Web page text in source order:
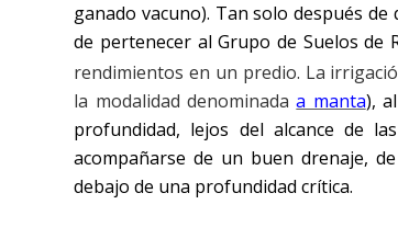
ganado vacuno). Tan solo después
de pertenecer al Grupo de Suelos de
rendimientos en un predio. La
la modalidad denominadaa manta),
profundidad, lejos del alcance de
acompañarse de un buen drenaje,
debajo de una profundidad crítica.